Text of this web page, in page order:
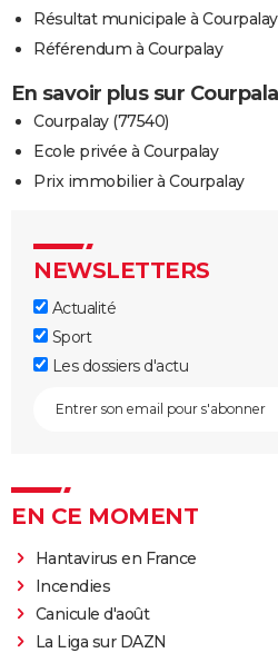
Résultat municipale à Courpalay
Référendum à Courpalay
En savoir plus sur
Courpalay (77540)
Ecole privée à Courpalay
Prix immobilier à Courpalay
NEWSLETTERS
Actualité
Sport
Les dossiers d'actu
EN CE MOMENT
Hantavirus en France
Incendies
Canicule d'août
La Liga sur DAZN